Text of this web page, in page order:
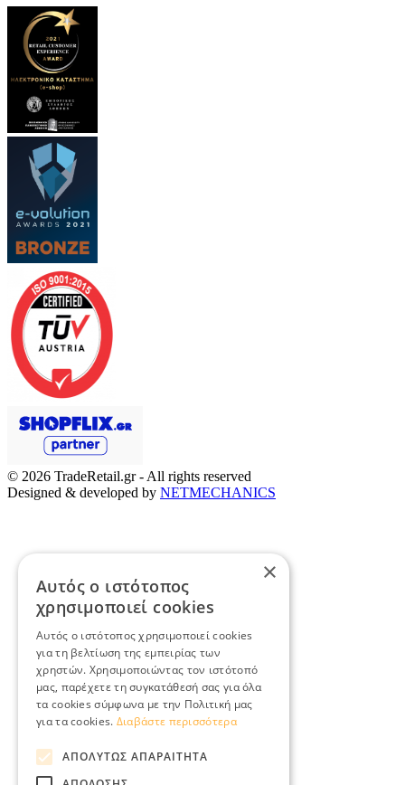
© 2026 TradeRetail.gr- All rights reserved
Designed & developed by NETMECHANICS
×
Αυτός ο ιστότοπος
χρησιμοποιεί cookies
Αυτός ο ιστότοπος χρησιμοποιεί cookies
για τη βελτίωση της εμπειρίας των
χρηστών. Χρησιμοποιώντας τον ιστότοπό
μας, παρέχετε τη συγκατάθεσή σας για όλα
τα cookies σύμφωνα με την Πολιτική μας
για τα cookies. Διαβάστε περισσότερα
ΑΠΟΛΎΤΩΣ ΑΠΑΡΑΊΤΗΤΑ